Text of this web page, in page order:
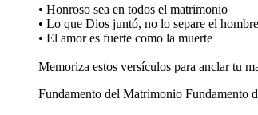
• Honroso sea en todos el matrimonio
• Lo que Dios juntó, no lo separe el hombre
• El amor es fuerte como la muerte
Memoriza estos versículos para anclar tu
Fundamento del Matrimonio Fundamento